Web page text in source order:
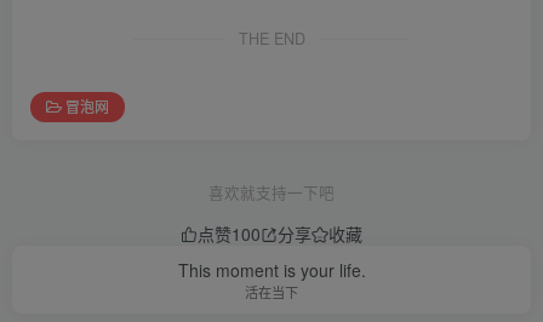
THE END
冒泡网
喜欢就支持一下吧
点赞100 分享
收藏
This moment is your life.
活在当下